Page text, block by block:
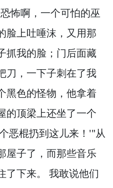
怖啊， 一个可怕的巫
脸上吐唾沫， 又用那
抓我的脸；门后面藏
刀， 一下子刺在了我
黑色的怪物， 他拿着
的顶梁上还坐了一个
恶棍扔到这儿来！ '"从
屋子了， 而那些音乐
下来。
我敢说他们